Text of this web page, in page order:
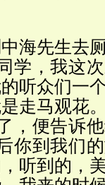
先生去厕
学，我这
听众们一
走马观花
，便告诉
你到我们
听到的，